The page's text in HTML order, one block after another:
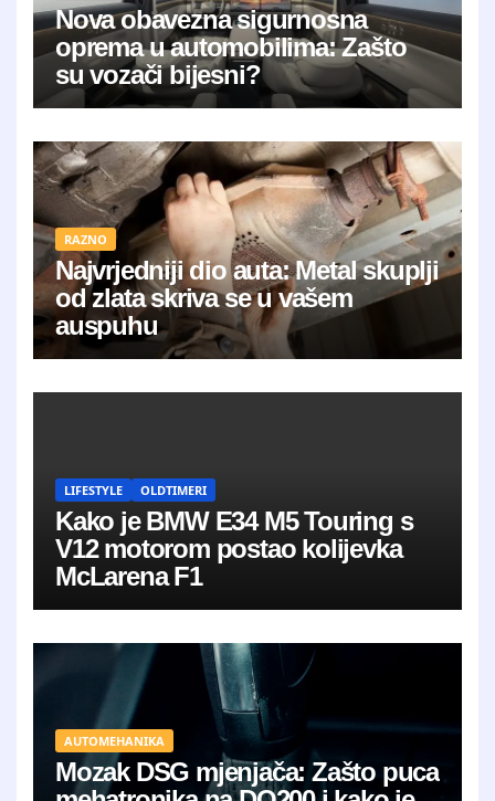
Nova obavezna sigurnosna
oprema u automobilima: Zašto
su vozači bijesni?
RAZNO
Najvrjedniji dio auta: Metal skuplji
od zlata skriva se u vašem
auspuhu
LIFESTYLE OLDTIMERI
Kako je BMW E34 M5 Touring s
V12 motorom postao kolijevka
McLarena F1
AUTOMEHANIKA
Mozak DSG mjenjača: Zašto puca